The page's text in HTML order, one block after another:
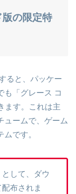
の限定特
ると、パッケー
も「グレース コ
ます。これは主
ュームで、ゲーム
です。
して、ダウ
布されま